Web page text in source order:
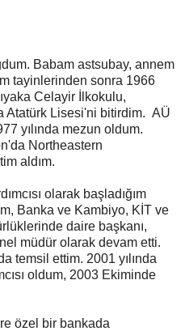
Babam astsubay, annem
tayinlerinden sonra 1966
Celayir İlkokulu,
Atatürk Lisesi'ni bitirdim. AÜ
yılında mezun oldum.
Northeastern
aldım.
olarak başladığım
Banka ve Kambiyo, KİT ve
daire başkanı,
müdür olarak devam etti.
temsil ettim. 2001 yılında
oldum, 2003 Ekiminde
özel bir bankada